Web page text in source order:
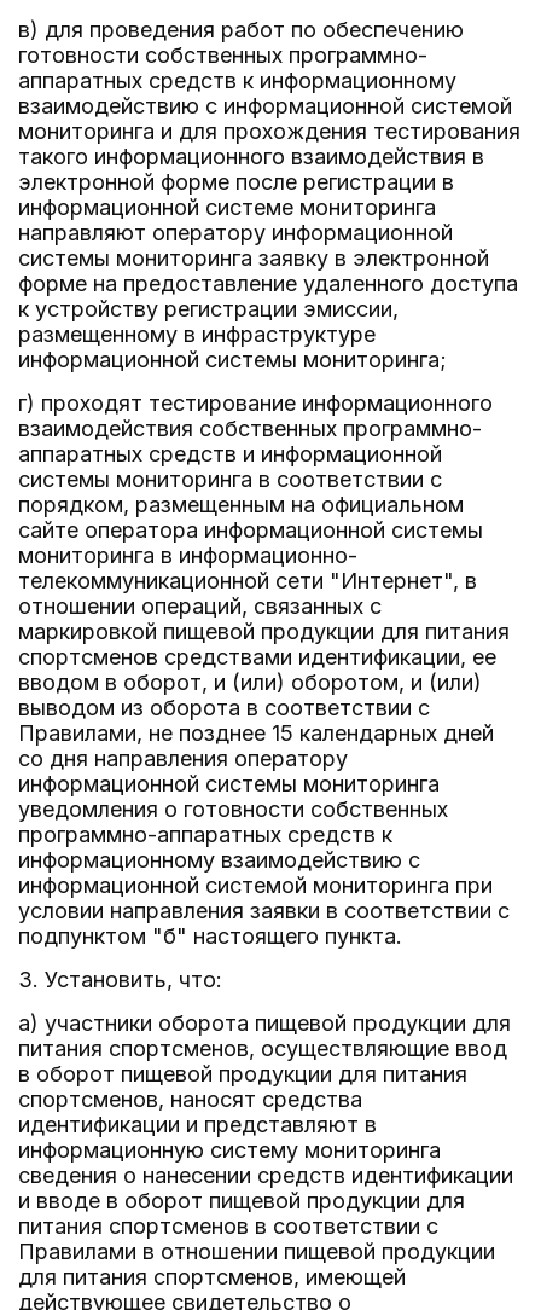
в) для проведения работ по обеспечению
готовности собственных программно-
аппаратных средств к информационному
взаимодействию с информационной системой
мониторинга и для прохождения тестирования
такого информационного взаимодействия в
электронной форме после регистрации в
информационной системе мониторинга
направляют оператору информационной
системы мониторинга заявку в электронной
форме на предоставление удаленного доступа
к устройству регистрации эмиссии,
размещенному в инфраструктуре
информационной системы мониторинга;
г) проходят тестирование информационного
взаимодействия собственных программно-
аппаратных средств и информационной
системы мониторинга в соответствии с
порядком, размещенным на официальном
сайте оператора информационной системы
мониторинга в информационно-
телекоммуникационной сети "Интернет", в
отношении операций, связанных с
маркировкой пищевой продукции для питания
спортсменов средствами идентификации, ее
вводом в оборот, и (или) оборотом, и (или)
выводом из оборота в соответствии с
Правилами, не позднее 15 календарных дней
со дня направления оператору
информационной системы мониторинга
уведомления о готовности собственных
программно-аппаратных средств к
информационному взаимодействию с
информационной системой мониторинга при
условии направления заявки в соответствии с
подпунктом "б" настоящего пункта.
3. Установить, что:
а) участники оборота пищевой продукции для
питания спортсменов, осуществляющие ввод
в оборот пищевой продукции для питания
спортсменов, наносят средства
идентификации и представляют в
информационную систему мониторинга
сведения о нанесении средств идентификации
и вводе в оборот пищевой продукции для
питания спортсменов в соответствии с
Правилами в отношении пищевой продукции
для питания спортсменов, имеющей
действующее свидетельство о